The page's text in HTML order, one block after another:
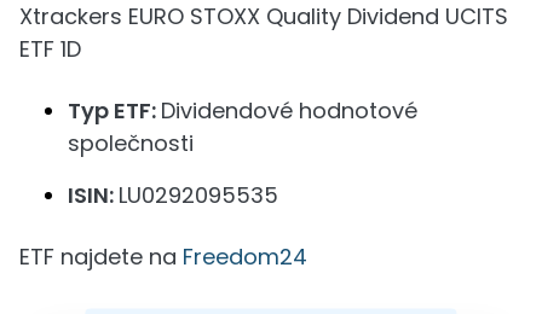
Xtrackers EURO STOXX Quality Dividend UCITS
ETF 1D
Typ ETF: Dividendové hodnotové
společnosti
ISIN: LU0292095535
ETF najdete na Freedom24